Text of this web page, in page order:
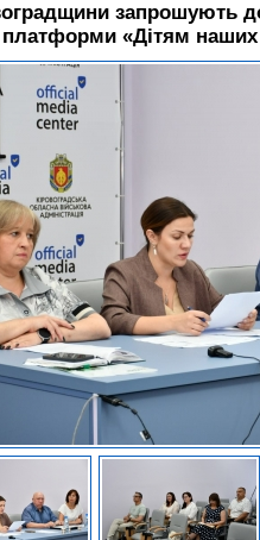
запрошують
платформи «Дітям наших